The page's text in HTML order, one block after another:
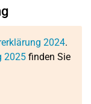
2024.
2025 finden Sie